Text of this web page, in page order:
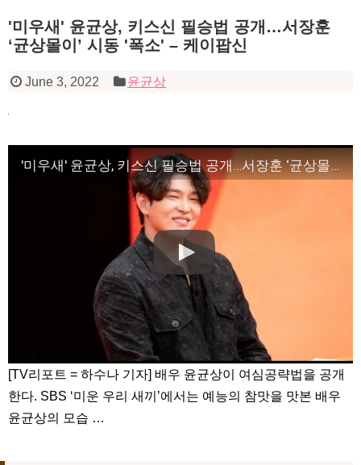
'미우새' 윤균상, 키스신 필승법 공개…서장훈
‘균상몰이’ 시동 '폭소' – 케이팝신
June 3, 2022 윤균상
'미우새' 윤균상, 키스신 필승법 공개…서장훈 ‘균상몰이’ 시동 '폭소' – 케이팝신
[TV리포트 = 하수나 기자] 배우 윤균상이 여심공략법을 공개
한다. SBS ‘미운 우리 새끼’에서는 예능의 참맛을 맛본 배우
윤균상의 모습 …